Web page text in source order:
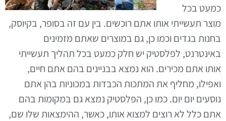
כמעט בכל
מוצר תעשייתי אותו אתם רוכשים. בין עם זה בסופר, בקיוסק,
בחנות בגדים וכמו כן, גם במוצרים שאתם מזמינים
באינטרנט, לפלסטיק יש חלק כמעט בכל תהליך תעשייתי
אותו אתם מכירים. הוא נמצא בבניינים בהם אתם חיים,
ואפילו, מחליף את המתכות הכבדות במכוניות בהן אתם
נוסעים יום יום. כמו כן, הפלסטיק נמצא גם במקומות בהם
אתם כלל לא רוצים למצוא אותו, כאשר, ההימצאות שלו שם,